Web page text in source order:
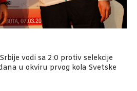
vodi sa 2:0 protiv selekcije
u okviru prvog kola Svetske